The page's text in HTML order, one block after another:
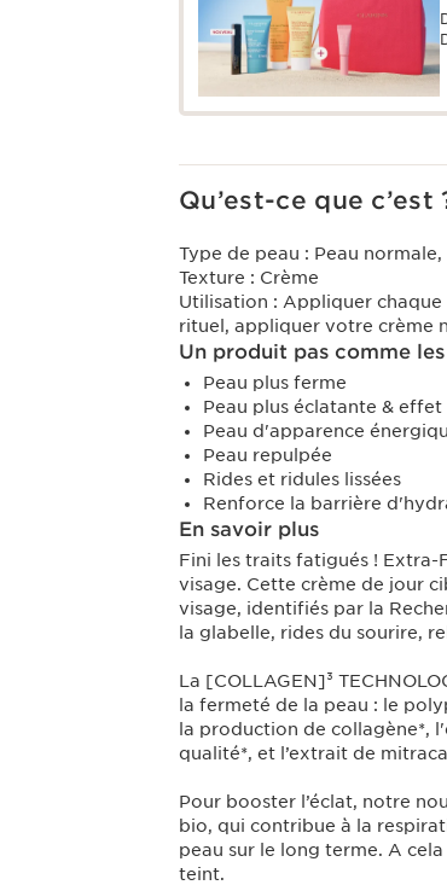
Qu’est-ce que c’est
Type de peau : Peau normale,
Texture : Crème
Utilisation : Appliquer
rituel, appliquer votre crème
Un produit pas comme
Peau plus ferme
Peau plus éclatante &
Peau d'apparence
Peau repulpée
Rides et ridules lissées
Renforce la barrière
En savoir plus
Fini les traits fatigués ! Extra-
visage. Cette crème de jour
visage, identifiés par la
la glabelle, rides du sourire,
La [COLLAGEN]³
la fermeté de la peau : le
la production de collagène*,
qualité*, et l’extrait de
Pour booster l’éclat, notre
bio, qui contribue à la
peau sur le long terme. A
teint.